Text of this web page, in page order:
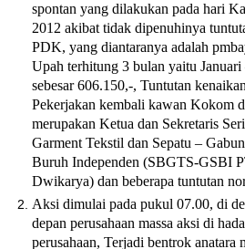
spontan yang dilakukan pada hari
2012 akibat tidak dipenuhinya
PDK, yang diantaranya adalah
Upah terhitung 3 bulan yaitu
sebesar 606.150,-, Tuntutan kenaikan
Pekerjakan kembali kawan Kokom
merupakan Ketua dan Sekretaris
Garment Tekstil dan Sepatu –
Buruh Independen (SBGTS-GSBI
Dwikarya) dan beberapa tuntutan
Aksi dimulai pada pukul 07.00, di
depan perusahaan massa aksi di
perusahaan, Terjadi bentrok anatara